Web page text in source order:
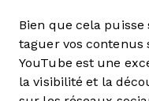
Bien que cela
taguer vos contenus
YouTube est une
la visibilité et la